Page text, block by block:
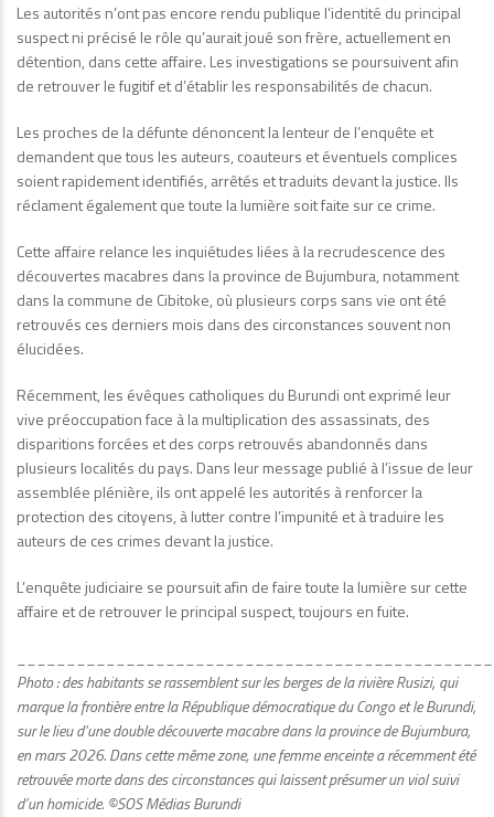
Les autorités n’ont pas encore rendu publique l’identité du principal
suspect ni précisé le rôle qu’aurait joué son frère, actuellement en
détention, dans cette affaire. Les investigations se poursuivent afin
de retrouver le fugitif et d’établir les responsabilités de chacun.
Les proches de la défunte dénoncent la lenteur de l’enquête et
demandent que tous les auteurs, coauteurs et éventuels complices
soient rapidement identifiés, arrêtés et traduits devant la justice. Ils
réclament également que toute la lumière soit faite sur ce crime.
Cette affaire relance les inquiétudes liées à la recrudescence des
découvertes macabres dans la province de Bujumbura, notamment
dans la commune de Cibitoke, où plusieurs corps sans vie ont été
retrouvés ces derniers mois dans des circonstances souvent non
élucidées.
Récemment, les évêques catholiques du Burundi ont exprimé leur
vive préoccupation face à la multiplication des assassinats, des
disparitions forcées et des corps retrouvés abandonnés dans
plusieurs localités du pays. Dans leur message publié à l’issue de leur
assemblée plénière, ils ont appelé les autorités à renforcer la
protection des citoyens, à lutter contre l’impunité et à traduire les
auteurs de ces crimes devant la justice.
L’enquête judiciaire se poursuit afin de faire toute la lumière sur cette
affaire et de retrouver le principal suspect, toujours en fuite.
Photo : des habitants se rassemblent sur les berges de la rivière Rusizi, qui
marque la frontière entre la République démocratique du Congo et le Burundi,
sur le lieu d’une double découverte macabre dans la province de Bujumbura,
en mars 2026. Dans cette même zone, une femme enceinte a récemment été
retrouvée morte dans des circonstances qui laissent présumer un viol suivi
d’un homicide. ©SOS Médias Burundi